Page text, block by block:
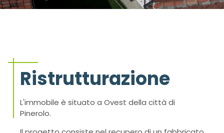
Ristrutturazione
L'immobile è situato a Ovest della città di
Pinerolo.